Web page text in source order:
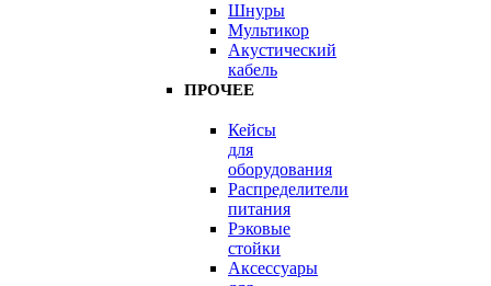
Шнуры
Мультикор
Акустический
кабель
ПРОЧЕЕ
Кейсы
для
оборудования
Распределители
питания
Рэковые
стойки
Аксессуары